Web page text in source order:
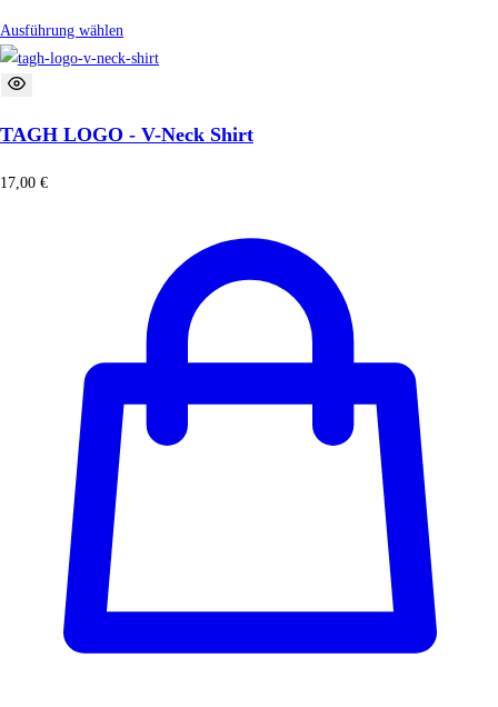
Ausführung wählen
TAGH LOGO - V-Neck Shirt
17,00 €